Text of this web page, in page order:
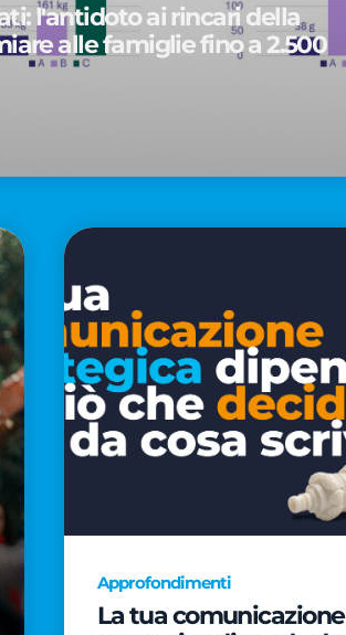
l'antidoto ai rincari della
alle famiglie fino a 2.500
Approfondimenti
La tua comunicazione